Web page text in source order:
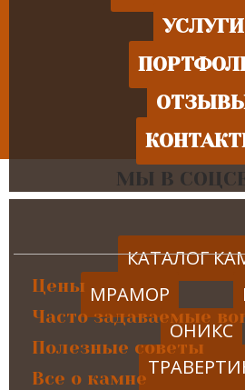
УСЛУГИ
КАТАЛОГ
МРАМОР
ОНИКС
МЫ В
Цены
Часто задаваемые
Полезные советы
Все о камне